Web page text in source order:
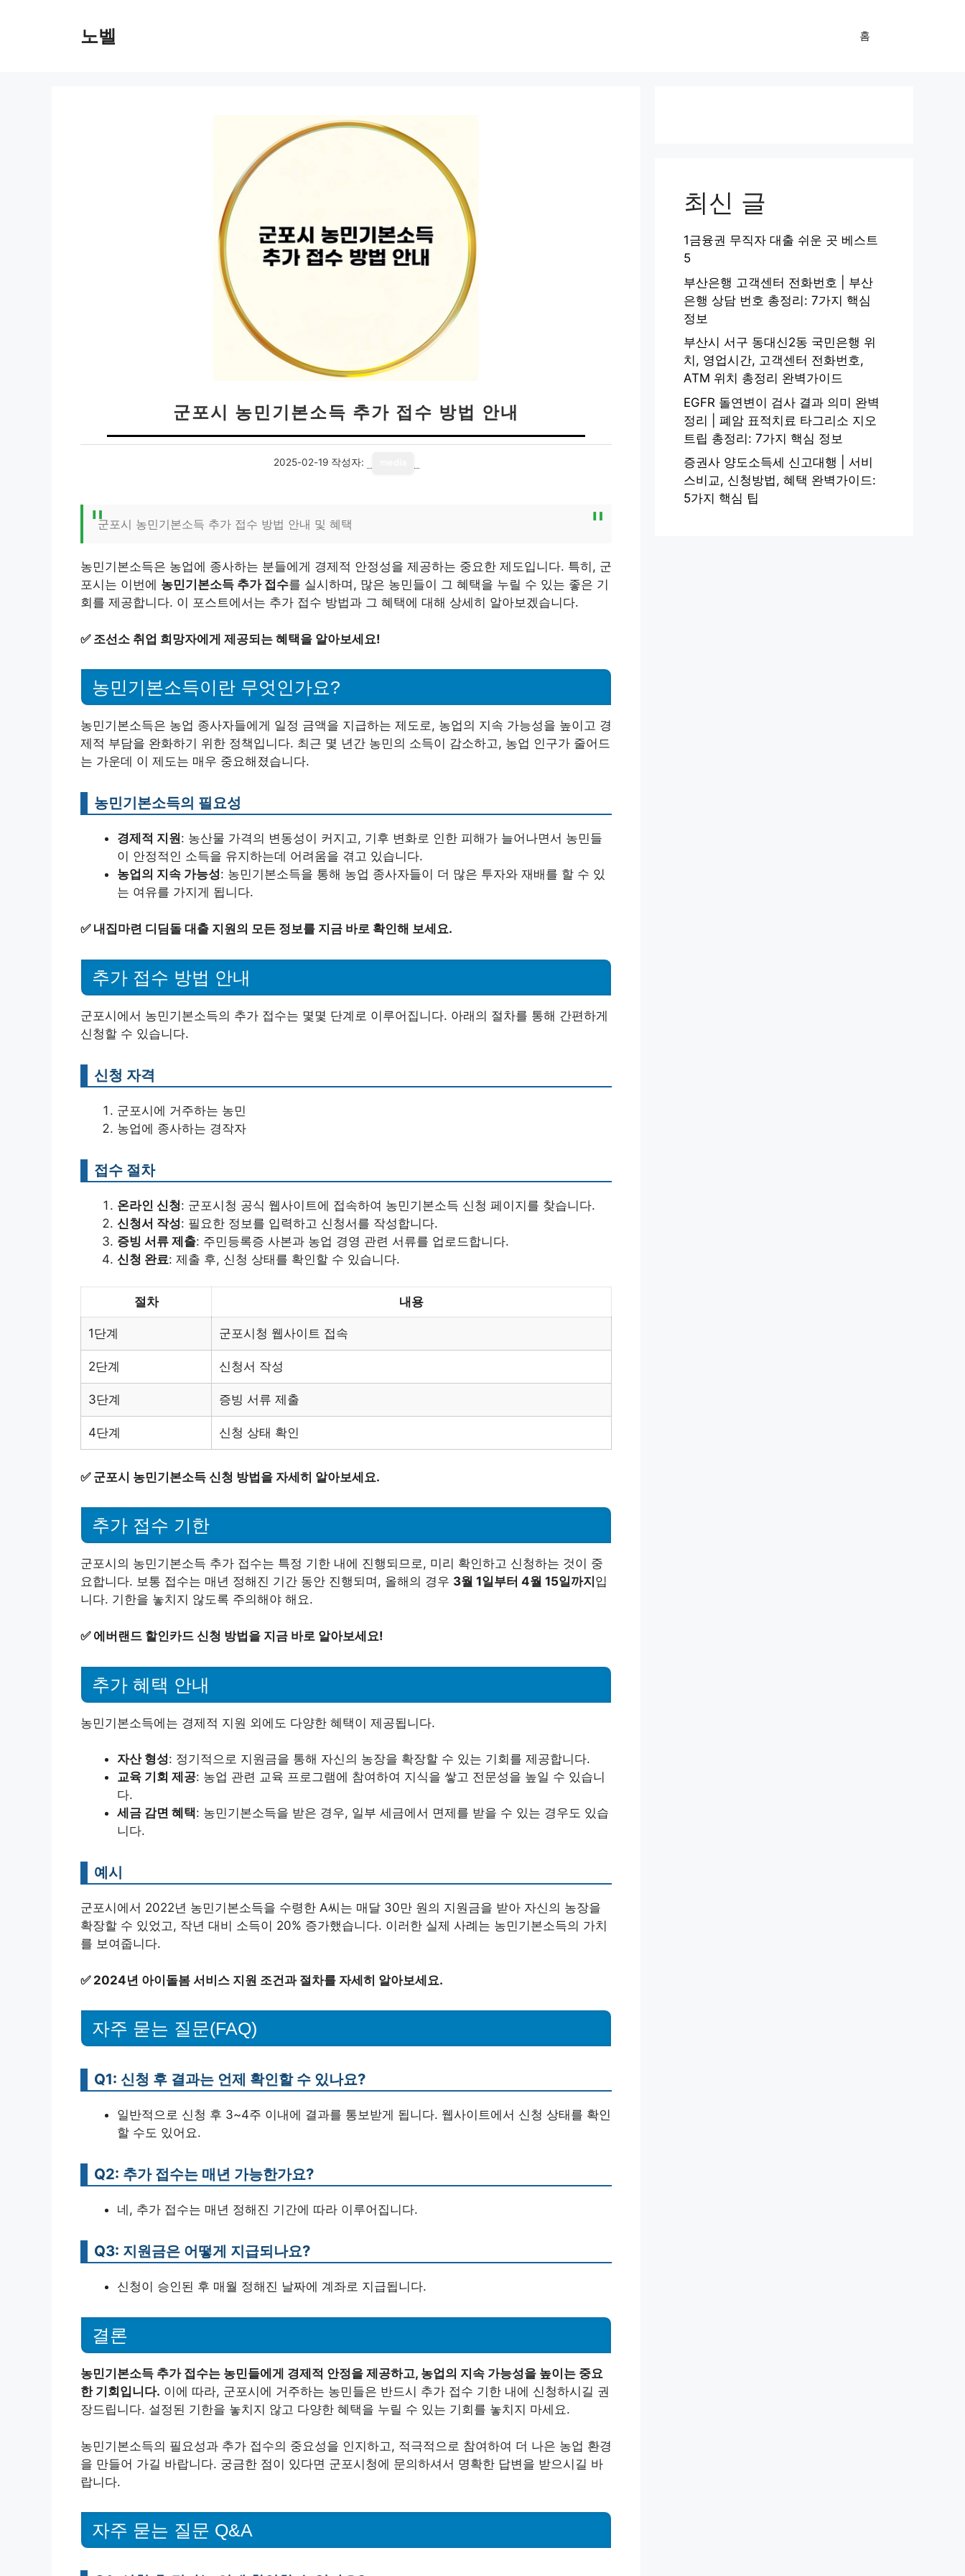
노벨 홈
군포시 농민기본소득 추가 접수 방법 안내
2025-02-19 작성자:
군포시 농민기본소득 추가 접수 방법 안내 및 혜택
농민기본소득은 농업에 종사하는 분들에게 경제적 안정성을 제공하는 중요한 제도입니다. 특히, 군
포시는 이번에 농민기본소득 추가 접수를 실시하며, 많은 농민들이 그 혜택을 누릴 수 있는 좋은 기
회를 제공합니다. 이 포스트에서는 추가 접수 방법과 그 혜택에 대해 상세히 알아보겠습니다.
✅ 조선소 취업 희망자에게 제공되는 혜택을 알아보세요!
농민기본소득이란 무엇인가요?
농민기본소득은 농업 종사자들에게 일정 금액을 지급하는 제도로, 농업의 지속 가능성을 높이고 경
제적 부담을 완화하기 위한 정책입니다. 최근 몇 년간 농민의 소득이 감소하고, 농업 인구가 줄어드
는 가운데 이 제도는 매우 중요해졌습니다.
농민기본소득의 필요성
경제적 지원: 농산물 가격의 변동성이 커지고, 기후 변화로 인한 피해가 늘어나면서 농민들
이 안정적인 소득을 유지하는데 어려움을 겪고 있습니다.
농업의 지속 가능성: 농민기본소득을 통해 농업 종사자들이 더 많은 투자와 재배를 할 수 있
는 여유를 가지게 됩니다.
✅ 내집마련 디딤돌 대출 지원의 모든 정보를 지금 바로 확인해 보세요.
추가 접수 방법 안내
군포시에서 농민기본소득의 추가 접수는 몇몇 단계로 이루어집니다. 아래의 절차를 통해 간편하게
신청할 수 있습니다.
신청 자격
군포시에 거주하는 농민
농업에 종사하는 경작자
접수 절차
온라인 신청: 군포시청 공식 웹사이트에 접속하여 농민기본소득 신청 페이지를 찾습니다.
신청서 작성: 필요한 정보를 입력하고 신청서를 작성합니다.
증빙 서류 제출: 주민등록증 사본과 농업 경영 관련 서류를 업로드합니다.
신청 완료: 제출 후, 신청 상태를 확인할 수 있습니다.
절차 내용
1단계 군포시청 웹사이트 접속
2단계 신청서 작성
3단계 증빙 서류 제출
4단계 신청 상태 확인
✅ 군포시 농민기본소득 신청 방법을 자세히 알아보세요.
추가 접수 기한
군포시의 농민기본소득 추가 접수는 특정 기한 내에 진행되므로, 미리 확인하고 신청하는 것이 중
요합니다. 보통 접수는 매년 정해진 기간 동안 진행되며, 올해의 경우 3월 1일부터 4월 15일까지 입
니다. 기한을 놓치지 않도록 주의해야 해요.
✅ 에버랜드 할인카드 신청 방법을 지금 바로 알아보세요!
추가 혜택 안내
농민기본소득에는 경제적 지원 외에도 다양한 혜택이 제공됩니다.
자산 형성: 정기적으로 지원금을 통해 자신의 농장을 확장할 수 있는 기회를 제공합니다.
교육 기회 제공: 농업 관련 교육 프로그램에 참여하여 지식을 쌓고 전문성을 높일 수 있습니
다.
세금 감면 혜택: 농민기본소득을 받은 경우, 일부 세금에서 면제를 받을 수 있는 경우도 있습
니다.
예시
군포시에서 2022년 농민기본소득을 수령한 A씨는 매달 30만 원의 지원금을 받아 자신의 농장을
확장할 수 있었고, 작년 대비 소득이 20% 증가했습니다. 이러한 실제 사례는 농민기본소득의 가치
를 보여줍니다.
✅ 2024년 아이돌봄 서비스 지원 조건과 절차를 자세히 알아보세요.
자주 묻는 질문(FAQ)
Q1: 신청 후 결과는 언제 확인할 수 있나요?
일반적으로 신청 후 3~4주 이내에 결과를 통보받게 됩니다. 웹사이트에서 신청 상태를 확인
할 수도 있어요.
Q2: 추가 접수는 매년 가능한가요?
네, 추가 접수는 매년 정해진 기간에 따라 이루어집니다.
Q3: 지원금은 어떻게 지급되나요?
신청이 승인된 후 매월 정해진 날짜에 계좌로 지급됩니다.
결론
농민기본소득 추가 접수는 농민들에게 경제적 안정을 제공하고, 농업의 지속 가능성을 높이는 중요
한 기회입니다. 이에 따라, 군포시에 거주하는 농민들은 반드시 추가 접수 기한 내에 신청하시길 권
장드립니다. 설정된 기한을 놓치지 않고 다양한 혜택을 누릴 수 있는 기회를 놓치지 마세요.
농민기본소득의 필요성과 추가 접수의 중요성을 인지하고, 적극적으로 참여하여 더 나은 농업 환경
을 만들어 가길 바랍니다. 궁금한 점이 있다면 군포시청에 문의하셔서 명확한 답변을 받으시길 바
랍니다.
자주 묻는 질문 Q&A
최신 글
1금융권 무직자 대출 쉬운 곳 베스트
5
부산은행 고객센터 전화번호 | 부산
은행 상담 번호 총정리: 7가지 핵심
정보
부산시 서구 동대신2동 국민은행 위
치, 영업시간, 고객센터 전화번호,
ATM 위치 총정리 완벽가이드
EGFR 돌연변이 검사 결과 의미 완벽
정리 | 폐암 표적치료 타그리소 지오
트립 총정리: 7가지 핵심 정보
증권사 양도소득세 신고대행 | 서비
스비교, 신청방법, 혜택 완벽가이드:
5가지 핵심 팁